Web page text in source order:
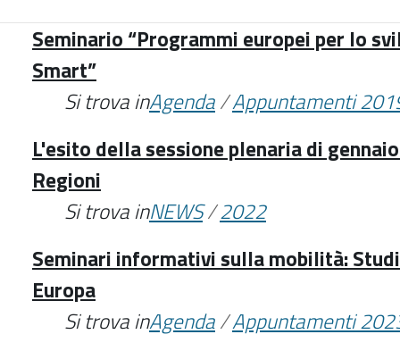
Seminario “Programmi europei per lo
Smart”
Si trova inAgenda/Appuntamenti
L'esito della sessione plenaria di
Regioni
Si trova inNEWS/2022
Seminari informativi sulla mobilità:
Europa
Si trova inAgenda/Appuntamenti